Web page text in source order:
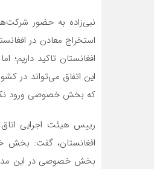
استخراج معادن در
افغانستان تاکید داریم؛
این اتفاق می‌تواند در
که بخش خصوصی ورود
رییس هیئت اجرایی
بخش خصوصی در این مدت